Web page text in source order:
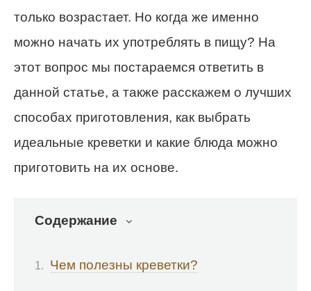
только возрастает. Но когда же именно
можно начать их употреблять в пищу? На
этот вопрос мы постараемся ответить в
данной статье, а также расскажем о лучших
способах приготовления, как выбрать
идеальные креветки и какие блюда можно
приготовить на их основе.
Содержание
Чем полезны креветки?